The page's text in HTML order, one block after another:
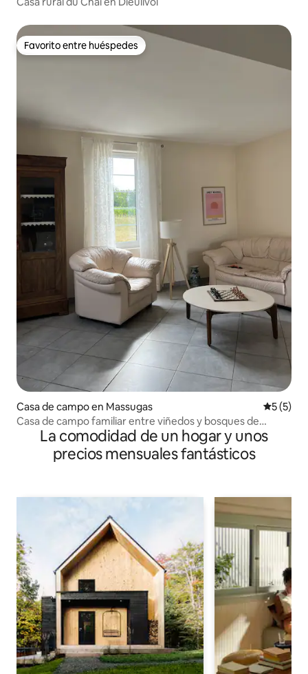
Favorito entre huéspedes
Favorito entre huéspedes
Casa de campo en Massugas
5 (5)
Casa de campo familiar entre viñedos y bosques de
BurdeosLa comodidad de un hogar y unos
precios mensuales fantásticos